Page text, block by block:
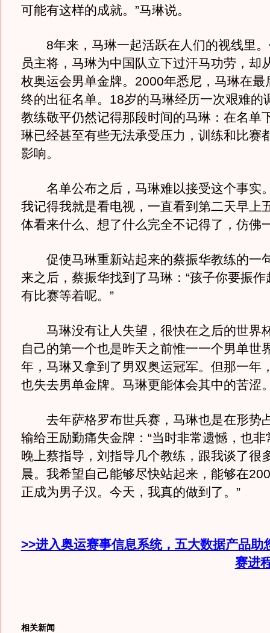
可能有这样的成就。”马琳说。
8年来，马琳一起活跃在人们的视线里。
员主将，马琳为中国队立下过汗马功劳，却
枚奥运会男单金牌。2000年悉尼，马琳在最
终的出征名单。18岁的马琳经历一次艰难的
教练敬平仍然记得那段时间的马琳：在名单
琳已经甚至有些无法承受压力，训练和比赛
影响。
名单公布之后，马琳难以接受这个事实
我记得我就是看电视，一直看到第二天早上
体看来什么、想了什么完全不记得了，仿佛
促使马琳重新站起来的蔡振华教练的一
来之后，蔡振华找到了马琳：“孩子你要振
有比赛等着呢。”
马琳没有让人失望，很快在之后的世界
自己的第一个也是昨天之前惟一一个男单世
年，马琳又拿到了男双奥运冠军。但那一年
也失去男单金牌。马琳更能体会其中的苦涩
去年萨格罗布世兵赛，马琳也是在形势
输给王励勤痛失金牌：“当时非常遗憾，也
晚上蔡指导，刘指导几个教练，跟我谈了很
晨。我希望自己能够尽快站起来，能够在
正成为男子汉。今天，我真的做到了。”
>>进入奥运赛事信息系统，五大数据产品助
赛进
相关新闻